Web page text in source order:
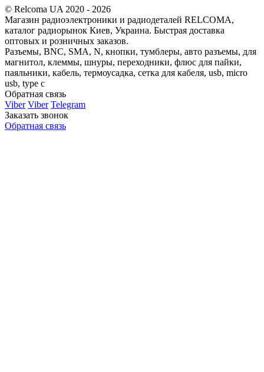
© Relcoma UA 2020 - 2026
Магазин радиоэлектроники и радиодеталей RELCOMA,
каталог радиорынок Киев, Украина. Быстрая доставка
оптовых и розничных заказов.
Разъемы, BNC, SMA, N, кнопки, тумблеры, авто разъемы, для
магнитол, клеммы, шнуры, переходники, флюс для пайки,
паяльники, кабель, термоусадка, сетка для кабеля, usb, micro
usb, type c
Обратная связь
Viber Viber Telegram
Заказать звонок
Обратная связь